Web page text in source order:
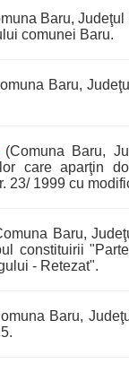
Baru,
comunei Baru.
Baru,
Baru,
care aparţin
23/ 1999 cu
Baru,
constituirii
- Retezat".
Baru,